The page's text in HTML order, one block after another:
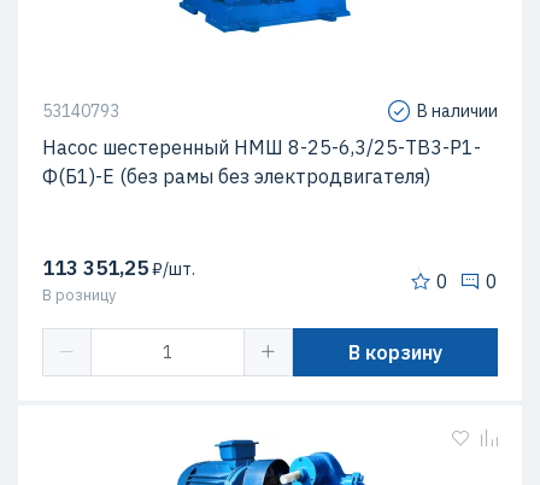
53140793 В наличии
Насос шестеренный НМШ 8-25-6,3/25-ТВ3-Р1-
Ф(Б1)-Е (без рамы без электродвигателя)
113 351,25₽/шт.
В розницу
0 0
В корзину